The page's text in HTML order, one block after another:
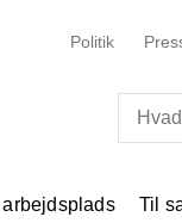
Politik
Til